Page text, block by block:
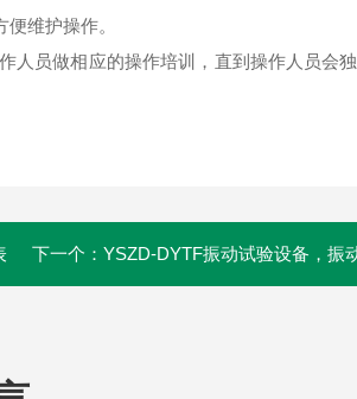
维护操作。
人员做相应的操作培训，直到操作人员会
下一个： YSZD-DYTF振动试验设备，振动台，低价格